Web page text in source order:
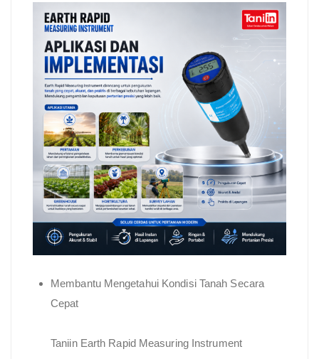
Membantu Mengetahui Kondisi Tanah Secara
Cepat
Taniin Earth Rapid Measuring Instrument